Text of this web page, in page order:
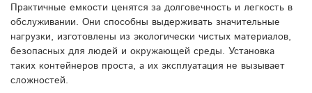
Практичные емкости ценятся за долговечность и легкость в
обслуживании. Они способны выдерживать значительные
нагрузки, изготовлены из экологически чистых материалов,
безопасных для людей и окружающей среды. Установка
таких контейнеров проста, а их эксплуатация не вызывает
сложностей.